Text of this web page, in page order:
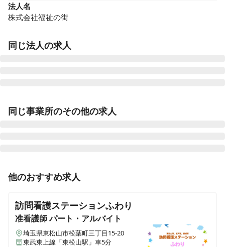
法人名
株式会社福祉の街
同じ法人の求人
埼玉県深谷市岡部2016-1
ふくしのまち大宮
ふくしのまち与野
埼玉県さいたま市浦和区木崎4-17-1 バロンズ木崎2F
同じ事業所のその他の求人
准看護師 パート・アルバイト
東松山★訪問入浴サービス３名１組での訪問★
他のおすすめ求人
訪問看護ステーションふわり
准看護師パート・アルバイト
埼玉県東松山市松葉町三丁目15-20
東武東上線「東松山駅」車5分